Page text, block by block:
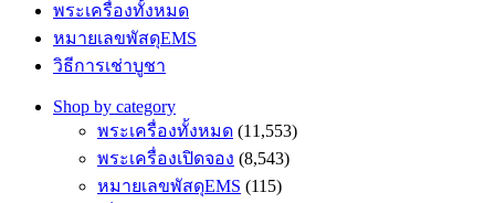
พระเครื่องทั้งหมด
หมายเลขพัสดุEMS
วิธีการเช่าบูชา
Shop by category
พระเครื่องทั้งหมด (11,553)
พระเครื่องเปิดจอง (8,543)
หมายเลขพัสดุEMS (115)